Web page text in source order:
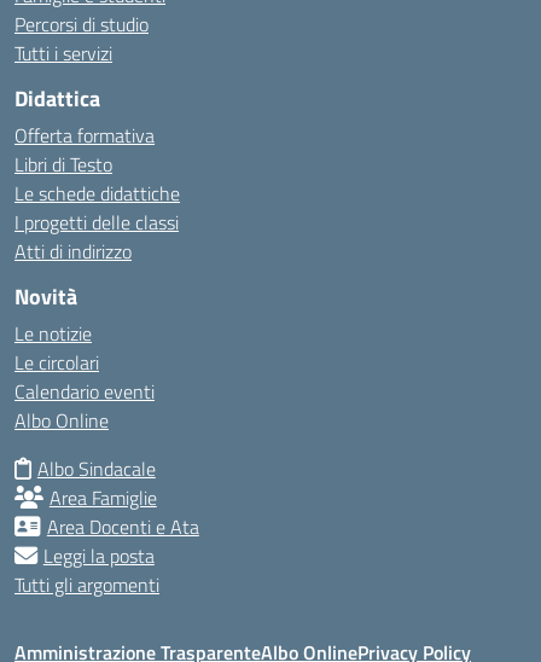
Percorsi di studio
Tutti i servizi
Didattica
Offerta formativa
Libri di Testo
Le schede didattiche
I progetti delle classi
Atti di indirizzo
Novità
Le notizie
Le circolari
Calendario eventi
Albo Online
Albo Sindacale
Area Famiglie
Area Docenti e Ata
Leggi la posta
Tutti gli argomenti
Amministrazione TrasparenteAlbo OnlinePrivacy Policy